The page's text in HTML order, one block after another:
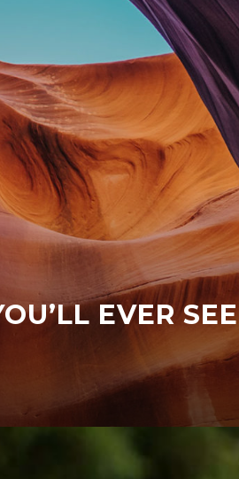
EVER SEE